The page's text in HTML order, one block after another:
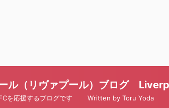
ル（リヴァプール）ブログ
を応援するブログです Written by Toru Yoda